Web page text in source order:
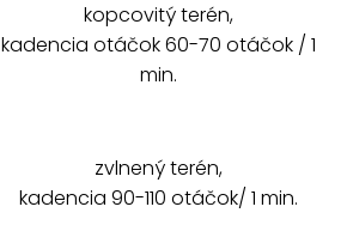
kopcovitý terén,
kadencia otáčok 60-70 otáčok / 1
min.
zvlnený terén,
kadencia 90-110 otáčok/ 1 min.